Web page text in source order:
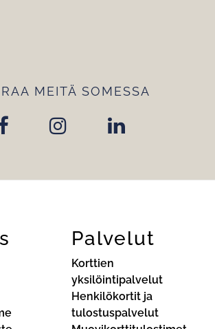
MEITÄ SOMESSA
Palvelut
Korttien
yksilöintipalvelut
Henkilökortit ja
tulostuspalvelut